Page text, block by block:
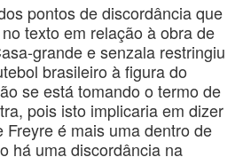
pontos de discordância que
texto em relação à obra de
grande e senzala restringiu
brasileiro à figura do
se está tomando o termo de
pois isto implicaria em dizer
Freyre é mais uma dentro de
há uma discordância na